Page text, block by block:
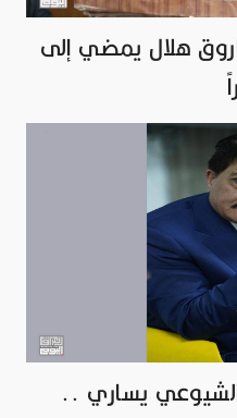
هلال يمضي إلى
يساري ..